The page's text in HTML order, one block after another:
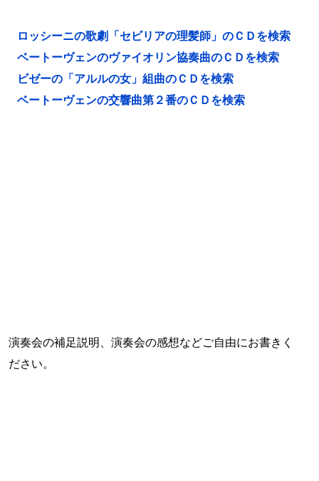
ロッシーニの歌劇「セビリアの理髪師」のＣＤを検索
ベートーヴェンのヴァイオリン協奏曲のＣＤを検索
ビゼーの「アルルの女」組曲のＣＤを検索
ベートーヴェンの交響曲第２番のＣＤを検索
演奏会の補足説明、演奏会の感想などご自由にお書きく
ださい。